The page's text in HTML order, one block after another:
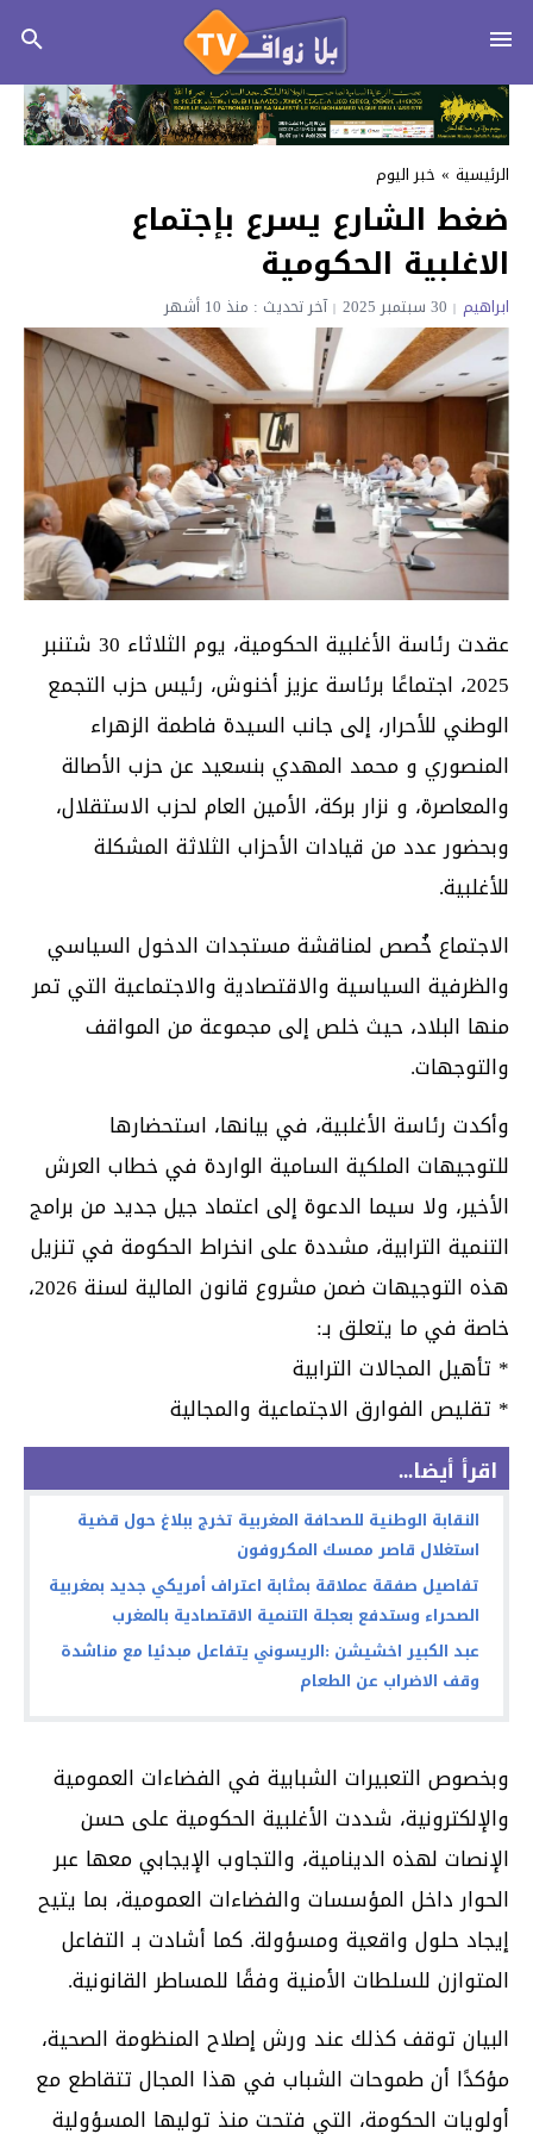
الرئيسية » خبر اليوم
ضغط الشارع يسرع بإجتماع
الاغلبية الحكومية
ابراهيم 30 سبتمبر 2025 آخر تحديث : منذ 10 أشهر
عقدت رئاسة الأغلبية الحكومية، يوم الثلاثاء 30 شتنبر
2025، اجتماعًا برئاسة عزيز أخنوش، رئيس حزب التجمع
الوطني للأحرار، إلى جانب السيدة فاطمة الزهراء
المنصوري و محمد المهدي بنسعيد عن حزب الأصالة
والمعاصرة، و نزار بركة، الأمين العام لحزب الاستقلال،
وبحضور عدد من قيادات الأحزاب الثلاثة المشكلة
للأغلبية.
الاجتماع خُصص لمناقشة مستجدات الدخول السياسي
والظرفية السياسية والاقتصادية والاجتماعية التي تمر
منها البلاد، حيث خلص إلى مجموعة من المواقف
والتوجهات.
وأكدت رئاسة الأغلبية، في بيانها، استحضارها
للتوجيهات الملكية السامية الواردة في خطاب العرش
الأخير، ولا سيما الدعوة إلى اعتماد جيل جديد من برامج
التنمية الترابية، مشددة على انخراط الحكومة في تنزيل
هذه التوجيهات ضمن مشروع قانون المالية لسنة 2026،
خاصة في ما يتعلق بـ:
* تأهيل المجالات الترابية
* تقليص الفوارق الاجتماعية والمجالية
اقرأ أيضا...
النقابة الوطنية للصحافة المغربية تخرج ببلاغ حول قضية
استغلال قاصر ممسك المكروفون
تفاصيل صفقة عملاقة بمثابة اعتراف أمريكي جديد بمغربية
الصحراء وستدفع بعجلة التنمية الاقتصادية بالمغرب
عبد الكبير اخشيشن :الريسوني يتفاعل مبدئيا مع مناشدة
وقف الاضراب عن الطعام
وبخصوص التعبيرات الشبابية في الفضاءات العمومية
والإلكترونية، شددت الأغلبية الحكومية على حسن
الإنصات لهذه الدينامية، والتجاوب الإيجابي معها عبر
الحوار داخل المؤسسات والفضاءات العمومية، بما يتيح
إيجاد حلول واقعية ومسؤولة. كما أشادت بـ التفاعل
المتوازن للسلطات الأمنية وفقًا للمساطر القانونية.
البيان توقف كذلك عند ورش إصلاح المنظومة الصحية،
مؤكدًا أن طموحات الشباب في هذا المجال تتقاطع مع
أولويات الحكومة، التي فتحت منذ توليها المسؤولية